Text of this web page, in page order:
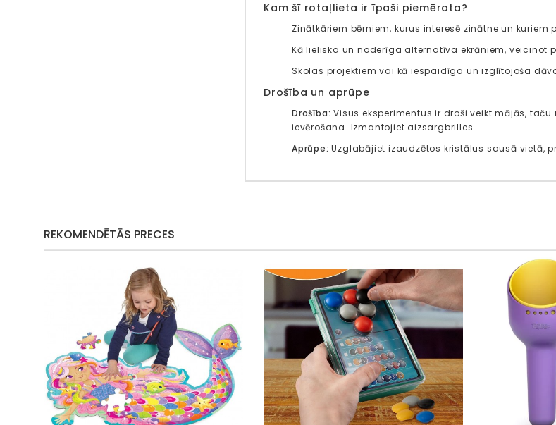
Kam šī rotaļlieta ir īpaši piemērota?
Zinātkāriem bērniem, kurus interesē zinātne un kuriem
Kā lieliska un noderīga alternatīva ekrāniem, veicinot
Skolas projektiem vai kā iespaidīga un izglītojoša
Drošība un aprūpe
Drošība: Visus eksperimentus ir droši veikt mājās,
ievērošana. Izmantojiet aizsargbrilles.
Aprūpe: Uzglabājiet izaudzētos kristālus sausā vietā,
REKOMENDĒTĀS PRECES